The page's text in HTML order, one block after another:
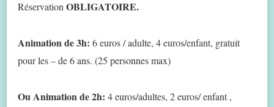
Réservation OBLIGATOIRE.
Animation de 3h: 6 euros / adulte, 4 euros/enfant, gratuit
pour les – de 6 ans. (25 personnes max)
Ou Animation de 2h: 4 euros/adultes, 2 euros/ enfant ,